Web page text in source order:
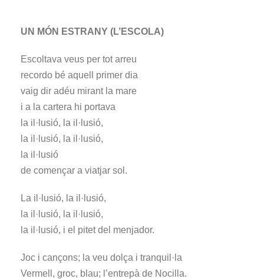
u
t
o
r
d
'
à
u
d
o
UN MÓN ESTRANY (L’ESCOLA)
Escoltava veus per tot arreu
recordo bé aquell primer dia
vaig dir adéu mirant la mare
i a la cartera hi portava
la il·lusió, la il·lusió,
la il·lusió, la il·lusió,
la il·lusió
de començar a viatjar sol.
La il·lusió, la il·lusió,
la il·lusió, la il·lusió,
la il·lusió, i el pitet del menjador.
Joc i cançons; la veu dolça i tranquil·la
Vermell, groc, blau; l’entrepà de Nocilla.